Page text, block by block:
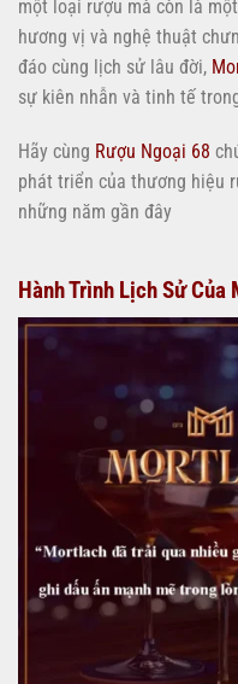
một loại rượu mà còn là
hương vị và nghệ thuật
đáo cùng lịch sử lâu đời,
sự kiên nhẫn và tinh tế
Hãy cùng Rượu Ngoại 68
phát triển của thương hiệu
những năm gần đây
Hành Trình Lịch Sử Của